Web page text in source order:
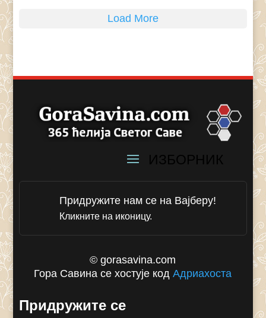
Load More
Придружите нам се на Вајберу!
Кликните на иконицу.
© gorasavina.com
Гора Савина се хостује кодАдриахоста
Придружите се